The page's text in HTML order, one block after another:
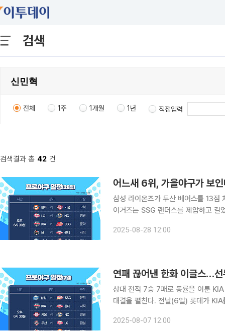
검색
전체 1주 1개월 1년 직접입력
검색결과 총 42 건
삼성 라이온즈가 두산 베어스를 13
이거즈는 SSG 랜더스를 제압하고
스는 NC 다이노스를 상대로 9점 차
2025-08-28 12:00
상대 전적 7승 7패로 동률을 이룬
대결을 펼친다. 전날(6일) 롯데가
양현종과 이민석. SSG 랜더스
2025-08-07 12:00